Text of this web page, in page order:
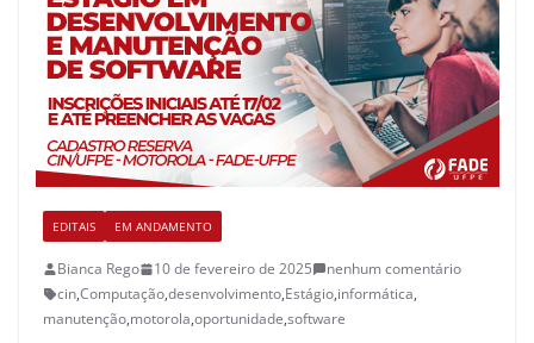
EDITAIS EM ANDAMENTO
Bianca Rego 10 de fevereiro de 2025
nenhum comentário
cin,Computação,desenvolvimento,Estágio,informática,
manutenção,motorola,oportunidade,software